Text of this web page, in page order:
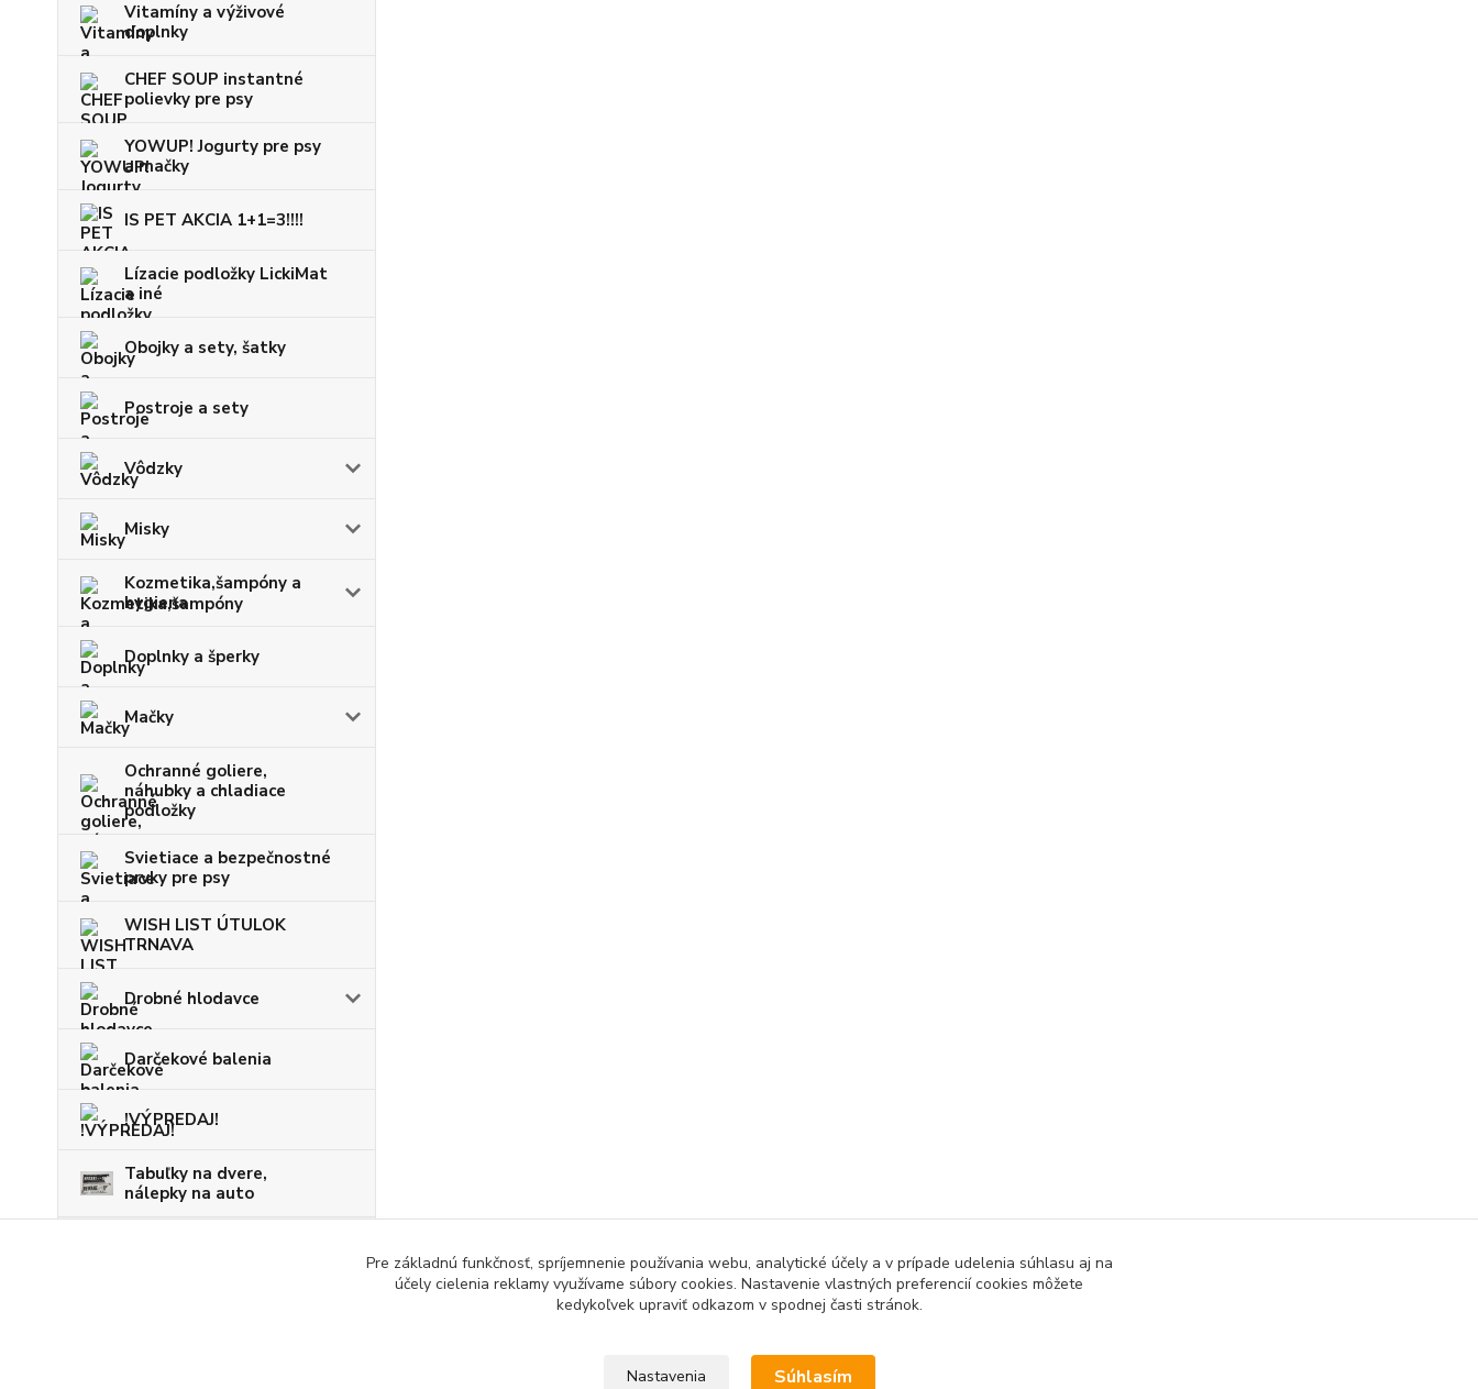
Vitamíny a výživové
doplnky
CHEF SOUP instantné
polievky pre psy
YOWUP! Jogurty pre psy
a mačky
IS PET AKCIA 1+1=3!!!!
Lízacie podložky LickiMat
a iné
Obojky a sety, šatky
Postroje a sety
Vôdzky
Misky
Kozmetika,šampóny a
hygiena
Doplnky a šperky
Mačky
Ochranné goliere,
náhubky a chladiace
podložky
Svietiace a bezpečnostné
prvky pre psy
WISH LIST ÚTULOK
TRNAVA
Drobné hlodavce
Darčekové balenia
!VÝPREDAJ!
Tabuľky na dvere,
nálepky na auto
Pre základnú funkčnosť, spríjemnenie používania webu, analytické účely a v prípade udelenia súhlasu aj na
účely cielenia reklamy využívame súbory cookies. Nastavenie vlastných preferencií cookies môžete
kedykoľvek upraviť odkazom v spodnej časti stránok.
Nastavenia Súhlasím